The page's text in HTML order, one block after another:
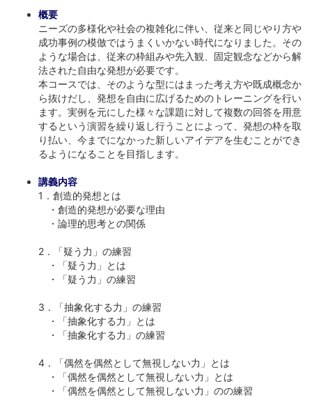
概要
ニーズの多様化や社会の複雑化に伴い、従来と同じやり方や
成功事例の模倣ではうまくいかない時代になりました。その
ような場合は、従来の枠組みや先入観、固定観念などから解
法された自由な発想が必要です。
本コースでは、そのような型にはまった考え方や既成概念か
ら抜けだし、発想を自由に広げるためのトレーニングを行い
ます。実例を元にした様々な課題に対して複数の回答を用意
するという演習を繰り返し行うことによって、発想の枠を取
り払い、今までになかった新しいアイデアを生むことができ
るようになることを目指します。
講義内容
1．創造的発想とは
・創造的発想が必要な理由
・論理的思考との関係
2．「疑う力」の練習
・「疑う力」とは
・「疑う力」の練習
3．「抽象化する力」の練習
・「抽象化する力」とは
・「抽象化する力」の練習
4．「偶然を偶然として無視しない力」とは
・「偶然を偶然として無視しない力」とは
・「偶然を偶然として無視しない力」のの練習